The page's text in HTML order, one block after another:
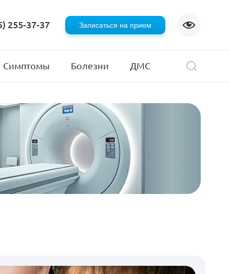
255-37-37 Записаться на прием
Хирургия
Эндокринология
Симптомы Болезни ДМС